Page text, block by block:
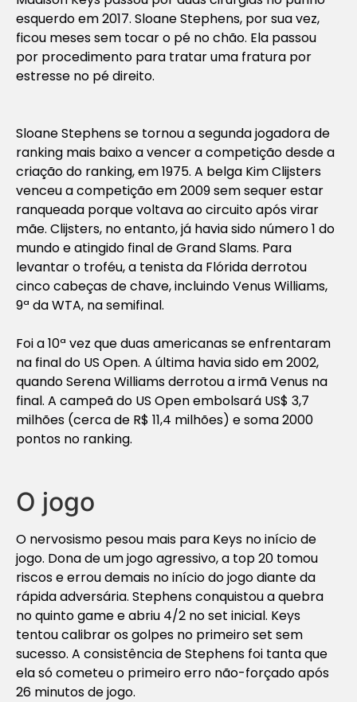
esquerdo em 2017. Sloane Stephens, por sua vez,
ficou meses sem tocar o pé no chão. Ela passou
por procedimento para tratar uma fratura por
estresse no pé direito.
Sloane Stephens se tornou a segunda jogadora de
ranking mais baixo a vencer a competição desde a
criação do ranking, em 1975. A belga Kim Clijsters
venceu a competição em 2009 sem sequer estar
ranqueada porque voltava ao circuito após virar
mãe. Clijsters, no entanto, já havia sido número 1 do
mundo e atingido final de Grand Slams. Para
levantar o troféu, a tenista da Flórida derrotou
cinco cabeças de chave, incluindo Venus Williams,
9ª da WTA, na semifinal.
Foi a 10ª vez que duas americanas se enfrentaram
na final do US Open. A última havia sido em 2002,
quando Serena Williams derrotou a irmã Venus na
final. A campeã do US Open embolsará US$ 3,7
milhões (cerca de R$ 11,4 milhões) e soma 2000
pontos no ranking.
O jogo
O nervosismo pesou mais para Keys no início de
jogo. Dona de um jogo agressivo, a top 20 tomou
riscos e errou demais no início do jogo diante da
rápida adversária. Stephens conquistou a quebra
no quinto game e abriu 4/2 no set inicial. Keys
tentou calibrar os golpes no primeiro set sem
sucesso. A consistência de Stephens foi tanta que
ela só cometeu o primeiro erro não-forçado após
26 minutos de jogo.